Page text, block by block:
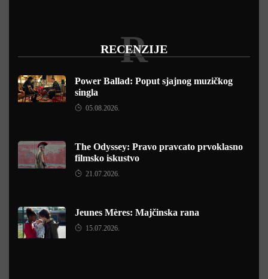
RECENZIJE
R
Power Ballad: Poput sjajnog muzičkog
singla
05.08.2026.
The Odyssey: Pravo pravcato prvoklasno
filmsko iskustvo
21.07.2026.
Jeunes Mères: Majčinska rana
15.07.2026.